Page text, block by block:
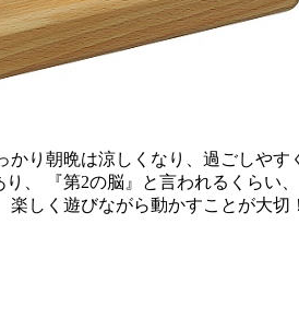
かり朝晩は涼しくなり、過ごしや
、 『第2の脳』と言われるくらい
楽しく遊びながら動かすことが大